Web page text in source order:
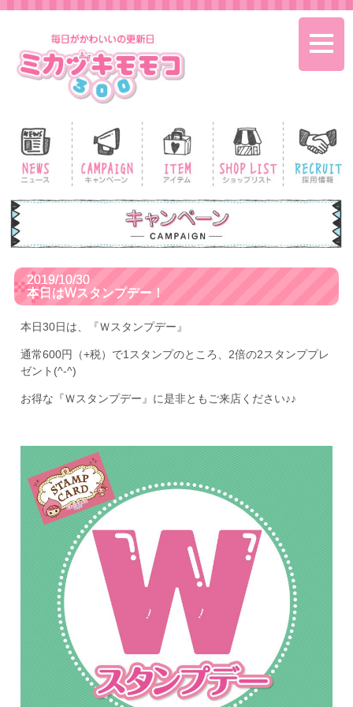
toggle
2019/10/30
本日はWスタンプデー！
本日30日は、『Ｗスタンプデー』
通常600円（+税）で1スタンプのところ、2倍の2スタンププレ
ゼント(^-^)
お得な『Ｗスタンプデー』に是非ともご来店ください♪♪